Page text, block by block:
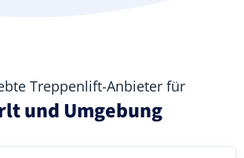
Treppenlift-Anbieter für
und Umgebung